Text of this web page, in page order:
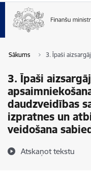
Sākums 3. Īpaši
3. Īpaši
daudzveidības
izpratnes un
veidošana
Atskaņot tekstu